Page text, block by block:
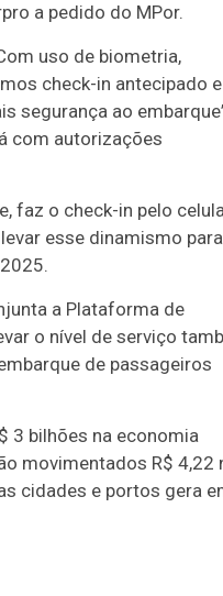
a pedido do MPor.
uso de biometria,
check-in antecipado e
segurança ao
com autorizações
faz o check-in pelo
esse dinamismo
a Plataforma de
o nível de serviço
de passageiros
3 bilhões na economia
movimentados R$ 4,22
cidades e portos gera